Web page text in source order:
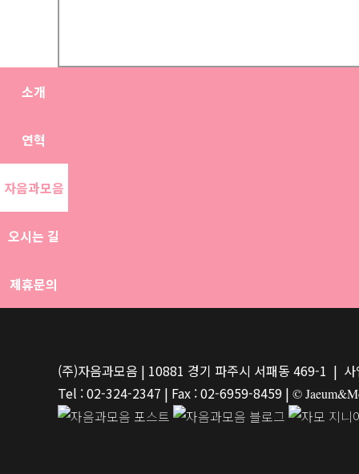
소개
연혁
자음과모음
오시는 길
제휴문의
(주)자음과모음 | 10881 경기 파주시 서패동 469-1 |
Tel : 02-324-2347 | Fax : 02-6959-8459 | ©